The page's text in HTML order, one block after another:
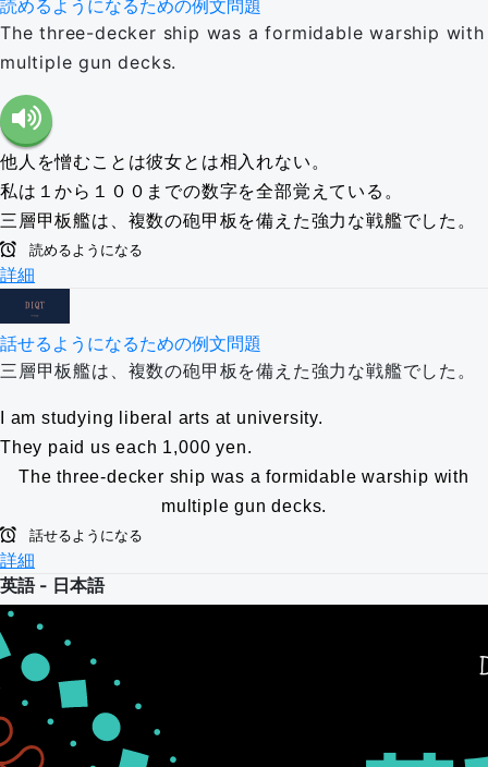
読めるようになるための例文問題
The three-decker ship was a formidable warship with
multiple gun decks.
他人を憎むことは彼女とは相入れない。
私は１から１００までの数字を全部覚えている。
三層甲板艦は、複数の砲甲板を備えた強力な戦艦でした。
読めるようになる
詳細
話せるようになるための例文問題
三層甲板艦は、複数の砲甲板を備えた強力な戦艦でした。
I am studying liberal arts at university.
They paid us each 1,000 yen.
The three-decker ship was a formidable warship with
multiple gun decks.
話せるようになる
詳細
英語 - 日本語